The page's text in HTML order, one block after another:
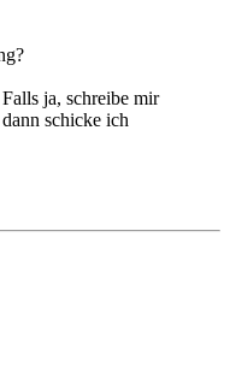
ja, schreibe mir
schicke ich